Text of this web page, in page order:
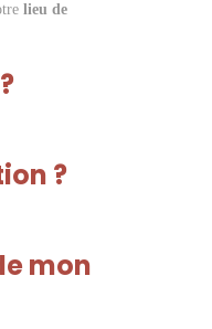
lieu de
?
mon